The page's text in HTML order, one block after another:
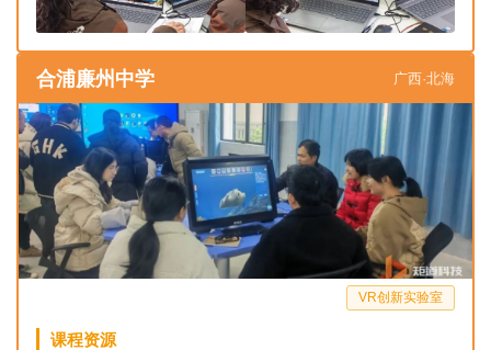
合浦廉州中学 广西·北海
VR创新实验室
课程资源